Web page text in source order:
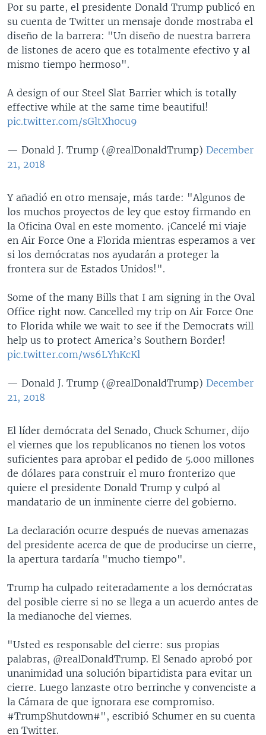
Por su parte, el presidente Donald Trump publicó en
su cuenta de Twitter un mensaje donde mostraba el
diseño de la barrera: "Un diseño de nuestra barrera
de listones de acero que es totalmente efectivo y al
mismo tiempo hermoso".
A design of our Steel Slat Barrier which is totally
effective while at the same time beautiful!
pic.twitter.com/sGltXh0cu9
— Donald J. Trump (@realDonaldTrump) December
21, 2018
Y añadió en otro mensaje, más tarde: "Algunos de
los muchos proyectos de ley que estoy firmando en
la Oficina Oval en este momento. ¡Cancelé mi viaje
en Air Force One a Florida mientras esperamos a ver
si los demócratas nos ayudarán a proteger la
frontera sur de Estados Unidos!".
Some of the many Bills that I am signing in the Oval
Office right now. Cancelled my trip on Air Force One
to Florida while we wait to see if the Democrats will
help us to protect America’s Southern Border!
pic.twitter.com/ws6LYhKcKl
— Donald J. Trump (@realDonaldTrump) December
21, 2018
El líder demócrata del Senado, Chuck Schumer, dijo
el viernes que los republicanos no tienen los votos
suficientes para aprobar el pedido de 5.000 millones
de dólares para construir el muro fronterizo que
quiere el presidente Donald Trump y culpó al
mandatario de un inminente cierre del gobierno.
La declaración ocurre después de nuevas amenazas
del presidente acerca de que de producirse un cierre,
la apertura tardaría "mucho tiempo".
Trump ha culpado reiteradamente a los demócratas
del posible cierre si no se llega a un acuerdo antes de
la medianoche del viernes.
"Usted es responsable del cierre: sus propias
palabras, @realDonaldTrump. El Senado aprobó por
unanimidad una solución bipartidista para evitar un
cierre. Luego lanzaste otro berrinche y convenciste a
la Cámara de que ignorara ese compromiso.
#TrumpShutdown#", escribió Schumer en su cuenta
en Twitter.